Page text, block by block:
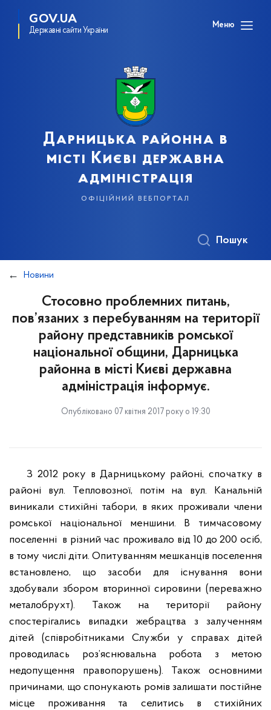
GOV.UA
Державні сайти України
Меню
Дарницька районна в
місті Києві державна
адміністрація
офіційний вебпортал
Пошук
Новини
Стосовно проблемних питань,
пов’язаних з перебуванням на території
району представників ромської
національної общини, Дарницька
районна в місті Києві державна
адміністрація інформує.
Опубліковано 07 квітня 2017 року о 19:30
З 2012 року в Дарницькому районі, спочатку в
районі вул. Тепловозної, потім на вул. Канальній
виникали стихійні табори, в яких проживали члени
ромської національної меншини. В тимчасовому
поселенні в різний час проживало від 10 до 200 осіб,
в тому числі діти. Опитуванням мешканців поселення
встановлено, що засоби для існування вони
здобували збором вторинної сировини (переважно
металобрухт). Також на території району
спостерігались випадки жебрацтва з залученням
дітей (співробітниками Служби у справах дітей
проводилась роз’яснювальна робота з метою
недопущення правопорушень). Також основними
причинами, що спонукають ромів залишати постійне
місце проживання та селитись в стихійних